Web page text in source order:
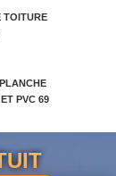
TOITURE
PVC 69